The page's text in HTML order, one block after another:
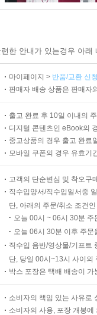
한 안내가 있는경우 아
마이페이지 > 반품/교환 신
판매자 배송 상품은 판매자
출고 완료 후 10일 이내의
디지털 콘텐츠인 eBook의
중고상품의 경우 출고 완료
모바일 쿠폰의 경우 유효기
고객의 단순변심 및 착오구
직수입양서/직수입일서중
단, 아래의 주문/취소 조건
오늘 00시 ~ 06시 30분
오늘 06시 30분 이후 주
직수입 음반/영상물/기프트
단, 당일 00시~13시 사이의
박스 포장은 택배 배송이
소비자의 책임 있는 사유로
소비자의 사용, 포장 개봉